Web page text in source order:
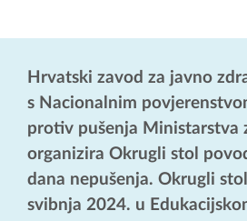
Hrvatski zavod za javno
s Nacionalnim
protiv pušenja Ministarstva
organizira Okrugli stol
dana nepušenja. Okrugli
svibnja 2024. u